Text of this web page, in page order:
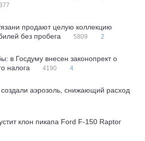
продают целую коллекцию
без пробега
5809 2
в Госдуму внесен законопрект о
налога
4190 4
аэрозоль, снижающий расход
клон пикапа Ford F-150 Raptor